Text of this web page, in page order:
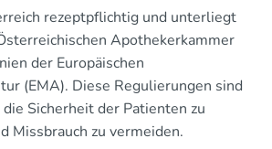
rezeptpflichtig und unterliegt
Apothekerkammer
der Europäischen
(EMA). Diese Regulierungen sind
Sicherheit der Patienten zu
Missbrauch zu vermeiden.